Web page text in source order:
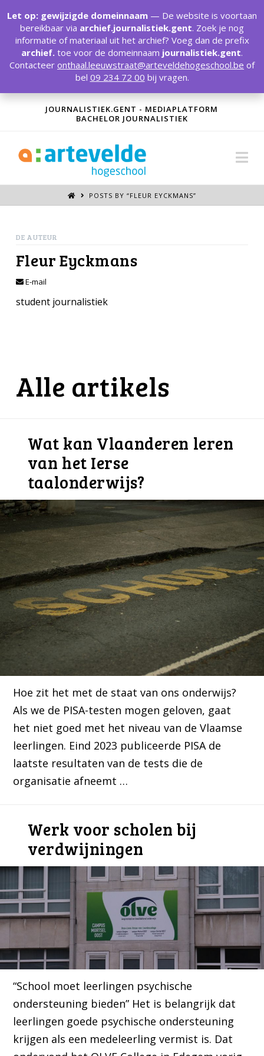
JOURNALISTIEK.GENT - MEDIAPLATFORM
BACHELOR JOURNALISTIEK
POSTS BY “FLEUR EYCKMANS”
DE AUTEUR
Fleur Eyckmans
E-mail
student journalistiek
Alle artikels
Wat kan Vlaanderen leren
van het Ierse
taalonderwijs?
Hoe zit het met de staat van ons onderwijs?
Als we de PISA-testen mogen geloven, gaat
het niet goed met het niveau van de Vlaamse
leerlingen. Eind 2023 publiceerde PISA de
laatste resultaten van de tests die de
organisatie afneemt …
Werk voor scholen bij
verdwijningen
“School moet leerlingen psychische
ondersteuning bieden” Het is belangrijk dat
leerlingen goede psychische ondersteuning
krijgen als een medeleerling vermist is. Dat
Let op: gewijzigde domeinnaam — De website is voortaan
bereikbaar via archief.journalistiek.gent. Zoek je nog
informatie of materiaal uit het archief? Voeg dan de prefix
archief. toe voor de domeinnaam journalistiek.gent.
Contacteer onthaal.leeuwstraat@arteveldehogeschool.be of
bel 09 234 72 00 bij vragen.